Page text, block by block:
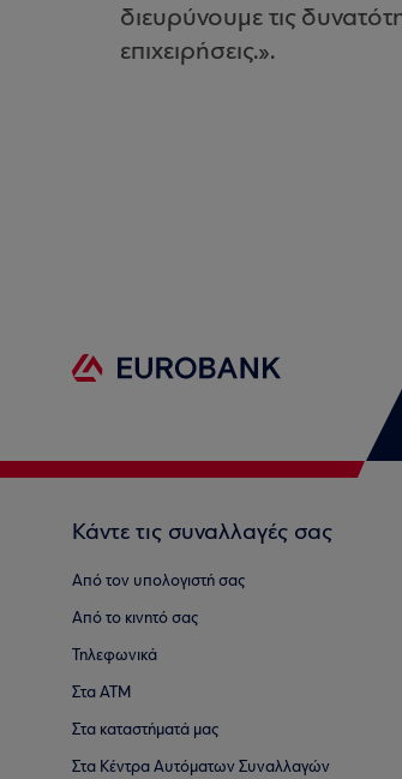
διευρύνουμε τις
επιχειρήσεις.».
Κάντε τις συναλλαγές σας
Από τον υπολογιστή σας
Από το κινητό σας
Τηλεφωνικά
Στα ΑΤΜ
Στα καταστήματά μας
Στα Κέντρα Αυτόματων Συναλλαγών